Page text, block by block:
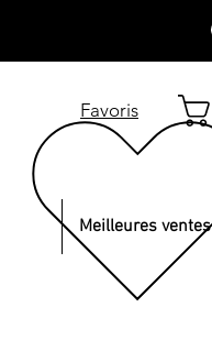
Favoris
Meilleures ventes